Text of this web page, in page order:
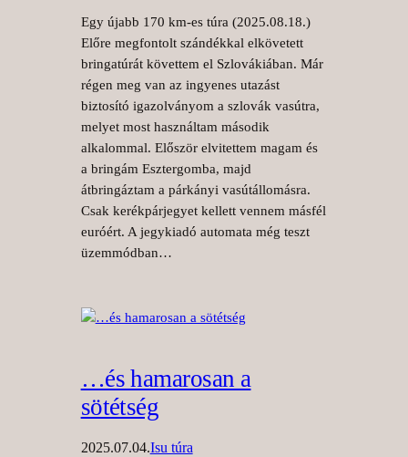
Egy újabb 170 km-es túra (2025.08.18.)
Előre megfontolt szándékkal elkövetett
bringatúrát követtem el Szlovákiában. Már
régen meg van az ingyenes utazást
biztosító igazolványom a szlovák vasútra,
melyet most használtam második
alkalommal. Először elvitettem magam és
a bringám Esztergomba, majd
átbringáztam a párkányi vasútállomásra.
Csak kerékpárjegyet kellett vennem másfél
euróért. A jegykiadó automata még teszt
üzemmódban…
…és hamarosan a
sötétség
2025.07.04.Isu túra